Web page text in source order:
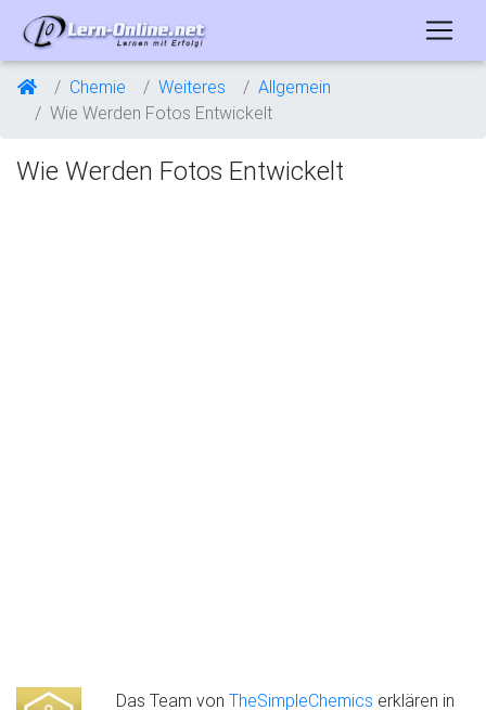
Chemie Weiteres
Allgemein
Wie Werden Fotos Entwickelt
Wie Werden Fotos Entwickelt
Das Team von TheSimpleChemics erklären in